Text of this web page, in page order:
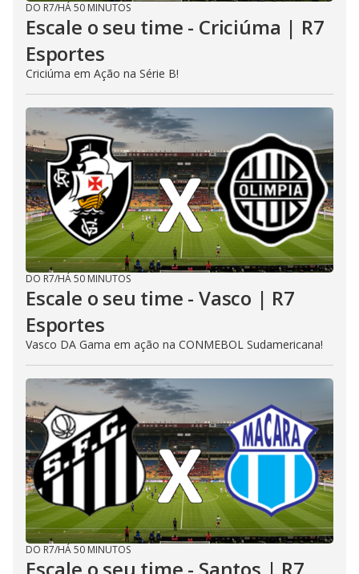
DO R7/HÁ 50 MINUTOS
Escale o seu time - Criciúma | R7
Esportes
Criciúma em Ação na Série B!
DO R7/HÁ 50 MINUTOS
Escale o seu time - Vasco | R7
Esportes
Vasco DA Gama em ação na CONMEBOL Sudamericana!
DO R7/HÁ 50 MINUTOS